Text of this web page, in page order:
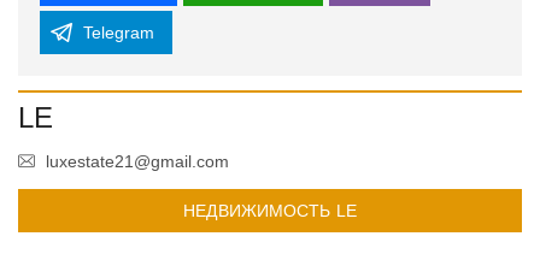
Telegram
LE
luxestate21@gmail.com
НЕДВИЖИМОСТЬ LE